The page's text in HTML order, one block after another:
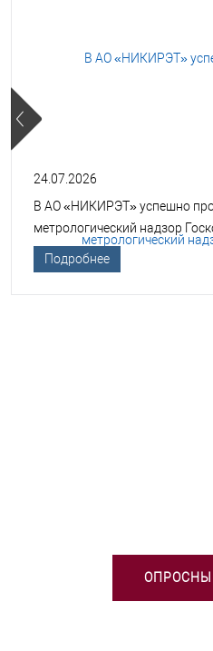
24.07.2026
В АО «НИКИРЭТ» успешно
метрологический надзор
Подробнее